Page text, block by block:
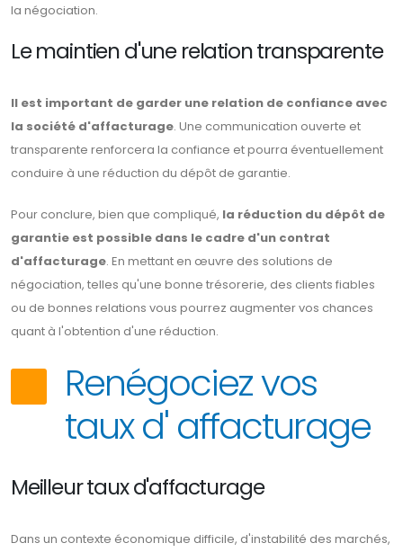
la négociation.
Le maintien d'une relation transparente
Il est important de garder une relation de confiance avec
la société d'affacturage. Une communication ouverte et
transparente renforcera la confiance et pourra éventuellement
conduire à une réduction du dépôt de garantie.
Pour conclure, bien que compliqué, la réduction du dépôt de
garantie est possible dans le cadre d'un contrat
d'affacturage. En mettant en œuvre des solutions de
négociation, telles qu'une bonne trésorerie, des clients fiables
ou de bonnes relations vous pourrez augmenter vos chances
quant à l'obtention d'une réduction.
Renégociez vos
taux d' affacturage
Meilleur taux d'affacturage
Dans un contexte économique difficile, d'instabilité des marchés,